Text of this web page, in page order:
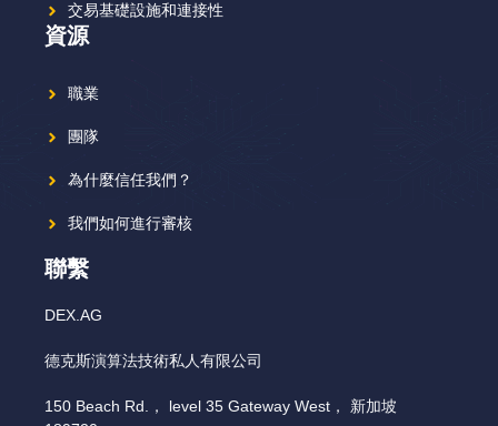
交易基礎設施和連接性
資源
職業
團隊
為什麼信任我們？
我們如何進行審核
聯繫
DEX.AG
德克斯演算法技術私人有限公司
150 Beach Rd.， level 35 Gateway West， 新加坡